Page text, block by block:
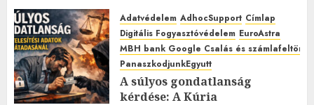
0
Adatvédelem AdhocSupport Címlap
Digitális Fogyasztóvédelem EuroAstra
MBH bank Google Csalás és
PanaszkodjunkEgyutt
A súlyos gondatlanság
kérdése: A Kúria